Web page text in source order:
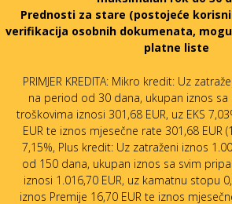
Prednosti za stare (postojeće
verifikacija osobnih dokumenata,
platne liste
PRIMJER KREDITA: Mikro kredit: Uz
na period od 30 dana, ukupan iznos
troškovima iznosi 301,68 EUR, uz EKS
EUR te iznos mjesečne rate 301,68 EUR
7,15%, Plus kredit: Uz zatraženi iznos
od 150 dana, ukupan iznos sa svim
iznosi 1.016,70 EUR, uz kamatnu stopu
iznos Premije 16,70 EUR te iznos